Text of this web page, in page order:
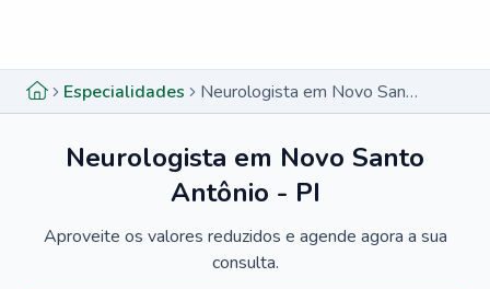
Especialidades Neurologista em Novo Santo Antônio - PI
Neurologista em Novo Santo
Antônio - PI
Aproveite os valores reduzidos e agende agora a sua
consulta.